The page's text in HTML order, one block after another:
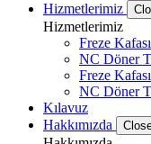
Hizmetlerimiz
Hizmetlerimiz
Freze
NC Döner
Freze
NC Döner
Kılavuz
Hakkımızda